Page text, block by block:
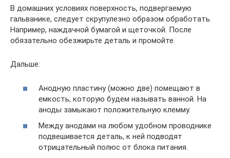
В домашних условиях поверхность, подвергаемую
гальванике, следует скрупулезно образом обработать.
Например, наждачной бумагой и щеточкой. После
обязательно обезжирьте деталь и промойте.
Дальше:
Анодную пластину (можно две) помещают в
емкость, которую будем называть ванной. На
аноды замыкают положительную клемму.
Между анодами на любом удобном проводнике
подвешивается деталь, к ней подводят
отрицательный полюс от блока питания.